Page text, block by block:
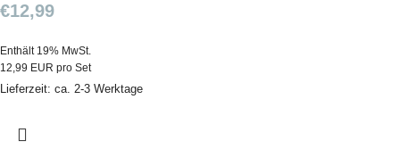
€12,99
Enthält 19% MwSt.
12,99 EUR pro Set
Lieferzeit: ca. 2-3 Werktage